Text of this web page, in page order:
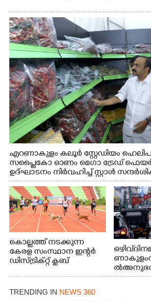
എറണാകുളം കലൂർ സ്റ്റേഡിയം
സപ്ളൈകോ ഓണം മെഗാ ട്രേഡ്
ഉദ്ഘാടനം നിർവഹിച്ച് സ്റ്റാൾ
വി.ഡി. സതീശൻ. മന്ത്രി അനൂപ് ജേക്കബ്
കൊല്ലത്ത് നടക്കുന്ന
കേരള സംസ്ഥാന ഇന്റർ
ഡിസ്ട്രിക്റ്റ് ക്ലബ്
ചാമ്പ്യൻഷിപ്പിൽ അണ്ടർ
20 ആൺകുട്ടികളുടെ 200
ഒഴിവ്
ണാകുളം
ൽ
ക്കുരുക്ക്
TRENDING IN NEWS 360